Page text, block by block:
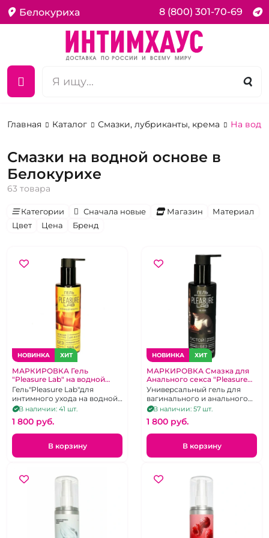
Белокуриха 8 (800) 301-70-69
Главная Каталог Смазки, лубриканты, крема На
Смазки на водной основе в
Белокурихе
63 товара
Категории Сначала новые Магазин
Материал
Цвет
Цена Бренд
НОВИНКА ХИТ
МАРКИРОВКА Гель
"Pleasure Lab" на водной
основе сочный манго 185 мл
Гель"Pleasure Lab"для
интимного ухода на водной
основе сочный манго.
В наличии: 41 шт.
1 800 pуб.
В корзину
НОВИНКА ХИТ
МАРКИРОВКА Смазка для
Анального секса "Pleasure
Lab" с Алоэ Вера на водной
основе густой с алоэ вера
Универсальный гель для
вагинального и анального
секса густой с алое вера, 185
мл
В наличии: 57 шт.
1 800 pуб.
В корзину